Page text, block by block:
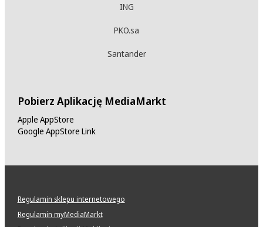
ING
PKO.sa
Santander
Pobierz Aplikację MediaMarkt
Apple AppStore
Google AppStore Link
Regulamin sklepu internetowego
Regulamin myMediaMarkt